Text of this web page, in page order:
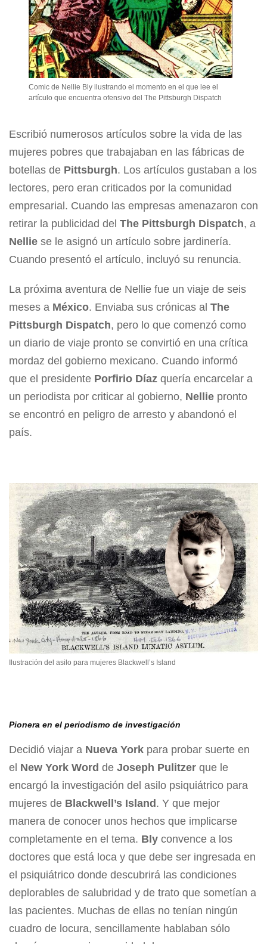
Comic de Nellie Bly ilustrando el momento en el que lee el
artículo que encuentra ofensivo del The Pittsburgh Dispatch
Escribió numerosos artículos sobre la vida de las
mujeres pobres que trabajaban en las fábricas de
botellas de Pittsburgh. Los artículos gustaban a los
lectores, pero eran criticados por la comunidad
empresarial. Cuando las empresas amenazaron con
retirar la publicidad del The Pittsburgh Dispatch, a
Nellie se le asignó un artículo sobre jardinería.
Cuando presentó el artículo, incluyó su renuncia.
La próxima aventura de Nellie fue un viaje de seis
meses a México. Enviaba sus crónicas al The
Pittsburgh Dispatch, pero lo que comenzó como
un diario de viaje pronto se convirtió en una crítica
mordaz del gobierno mexicano. Cuando informó
que el presidente Porfirio Díaz quería encarcelar a
un periodista por criticar al gobierno, Nellie pronto
se encontró en peligro de arresto y abandonó el
país.
Ilustración del asilo para mujeres Blackwell’s Island
Pionera en el periodismo de investigación
Decidió viajar a Nueva York para probar suerte en
el New York Word de Joseph Pulitzer que le
encargó la investigación del asilo psiquiátrico para
mujeres de Blackwell’s Island. Y que mejor
manera de conocer unos hechos que implicarse
completamente en el tema. Bly convence a los
doctores que está loca y que debe ser ingresada en
el psiquiátrico donde descubrirá las condiciones
deplorables de salubridad y de trato que sometían a
las pacientes. Muchas de ellas no tenían ningún
cuadro de locura, sencillamente hablaban sólo